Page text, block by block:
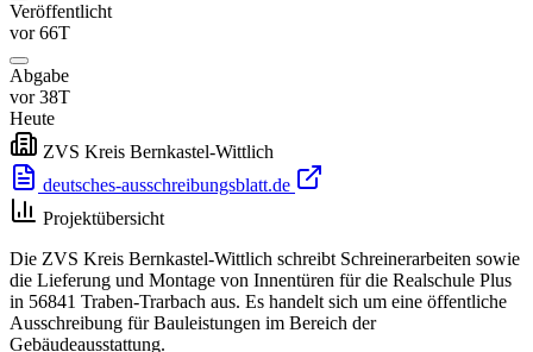
Veröffentlicht
vor 66T
Abgabe
vor 38T
Heute
ZVS Kreis Bernkastel-Wittlich
deutsches-ausschreibungsblatt.de
Projektübersicht
Die ZVS Kreis Bernkastel-Wittlich schreibt Schreinerarbeiten sowie
die Lieferung und Montage von Innentüren für die Realschule Plus
in 56841 Traben-Trarbach aus. Es handelt sich um eine öffentliche
Ausschreibung für Bauleistungen im Bereich der
Gebäudeausstattung.